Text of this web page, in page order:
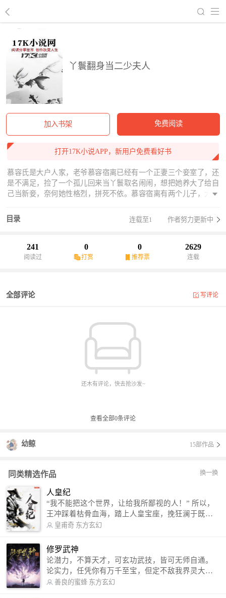
丫鬟翻身当二少夫人
加入书架 免费阅读
打开17K小说APP，新用户免费看好书
慕容氏是大户人家，老爷慕容宿离已经有一个正妻三个妾室了，还
是不满足，捡了一个孤儿回来当丫鬟取名闹闹，想把她养大了给自
己当新妾，奈何她性格烈，拼死不依。慕容宿离有两个儿子，大儿
于是把闹闹许配给慕容邶梦当妾室，慕容邶梦不珍惜，闹闹跟他和
离了。他再把闹闹许配给慕容释涎，慕容释涎乐得给了她正室位
目录 连载至1 作者努力更新中
241
阅读过
0
打赏
0
推荐票
2629
连载
全部评论 写评论
还木有评论，快去抢沙发~
查看全部0条评论
幼鲸 15部作品
同类精选作品 换一换
人皇纪
“我不能把这个世界，让给我所鄙视的人！” 所以，
王冲踩着枯骨血海，踏上人皇宝座，挽狂澜于既
倒，扶大厦之将倾，成就了一段无上的传说！ 微信
微博：皇甫奇（地址：http://weibo.com/u/25284575
87） QQ交流群：320238210【普通群】 574501330
【VIP订阅群】 欢迎大家关注。
皇甫奇 东方玄幻
修罗武神
论潜力，不算天才，可玄功武技，皆可无师自通。
论实力，任凭你有万千至宝，但定不敌我界灵大
军。 我是谁？天下众生视我为修罗，却不知，我以善良的蜜蜂 东方玄幻